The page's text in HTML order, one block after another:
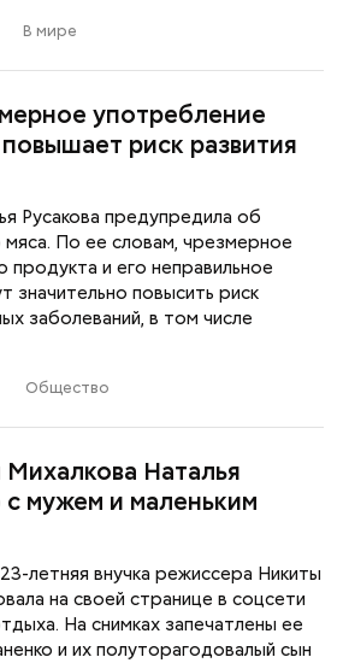
В мире
употребление
риск развития
Русакова предупредила об
мяса. По ее словам, чрезмерное
продукта и его неправильное
значительно повысить риск
заболеваний, в том числе
Общество
Наталья
мужем и маленьким
летняя внучка режиссера Никиты
на своей странице в соцсети
На снимках запечатлены ее
и их полуторагодовалый сын